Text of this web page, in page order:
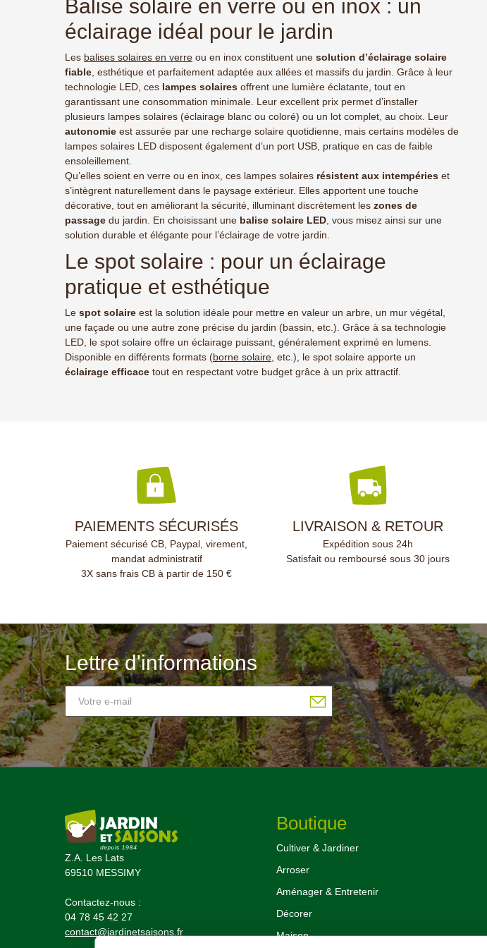
Balise solaire en verre ou en inox : un
éclairage idéal pour le jardin
Les balises solaires en verre ou en inox constituent une solution d’éclairage solaire
fiable , esthétique et parfaitement adaptée aux allées et massifs du jardin. Grâce à leur
technologie LED, ces lampes solaires offrent une lumière éclatante, tout en
garantissant une consommation minimale. Leur excellent prix permet d’installer
plusieurs lampes solaires (éclairage blanc ou coloré) ou un lot complet, au choix. Leur
autonomie est assurée par une recharge solaire quotidienne, mais certains modèles de
lampes solaires LED disposent également d’un port USB, pratique en cas de faible
ensoleillement.
Qu’elles soient en verre ou en inox, ces lampes solaires résistent aux intempéries et
s’intègrent naturellement dans le paysage extérieur. Elles apportent une touche
décorative, tout en améliorant la sécurité, illuminant discrètement les zones de
passage du jardin. En choisissant une balise solaire LED , vous misez ainsi sur une
solution durable et élégante pour l’éclairage de votre jardin.
Le spot solaire : pour un éclairage
pratique et esthétique
Le spot solaire est la solution idéale pour mettre en valeur un arbre, un mur végétal,
une façade ou une autre zone précise du jardin (bassin, etc.). Grâce à sa technologie
LED, le spot solaire offre un éclairage puissant, généralement exprimé en lumens.
Disponible en différents formats (borne solaire , etc.), le spot solaire apporte un
éclairage efficace tout en respectant votre budget grâce à un prix attractif.
PAIEMENTS SÉCURISÉS
Paiement sécurisé CB, Paypal, virement,
mandat administratif
3X sans frais CB à partir de 150 €
LIVRAISON & RETOUR
Expédition sous 24h
Satisfait ou remboursé sous 30 jours
Lettre d'informations
Z.A. Les Lats
69510 MESSIMY
Contactez-nous :
04 78 45 42 27
contact@jardinetsaisons.fr
Boutique
Cultiver & Jardiner
Arroser
Aménager & Entretenir
Décorer
Maison